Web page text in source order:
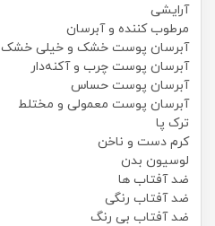
آرایشی
مرطوب کننده و آبرسان
آبرسان پوست خشک و خیلی خشک
آبرسان پوست چرب و آکنه‌دار
آبرسان پوست حساس
آبرسان پوست معمولی و مختلط
ترک پا
کرم دست و ناخن
لوسیون بدن
ضد آفتاب ها
ضد آفتاب رنگی
ضد آفتاب بی رنگ